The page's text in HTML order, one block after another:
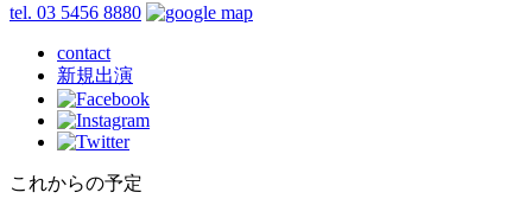
tel. 03 5456 8880
contact
新規出演
これからの予定